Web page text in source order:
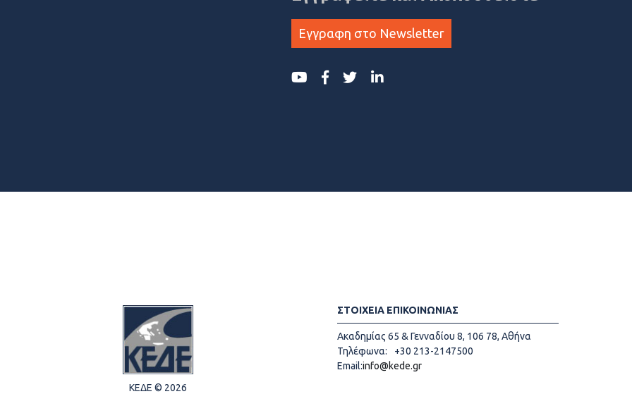
Εγγραφη στο Newsletter
ΚΕΔΕ © 2026
ΣΤΟΙΧΕΙΑ ΕΠΙΚΟΙΝΩΝΙΑΣ
Ακαδημίας 65 & Γενναδίου 8, 106 78, Αθήνα
Τηλέφωνα:
+30 213-2147500
Email:info@kede.gr